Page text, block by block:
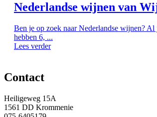
Nederlandse wijnen van
Ben je op zoek naar Nederlandse wijnen?
hebben 6, ...
Lees verder
Contact
Heiligeweg 15A
1561 DD Krommenie